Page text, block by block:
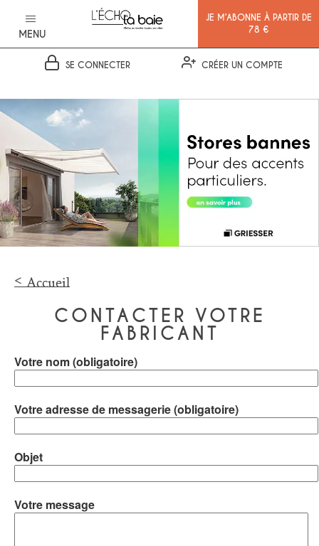
MENU
JE M’ABONNE À PARTIR DE
78 €
SE CONNECTER CRÉER UN COMPTE
Accueil
CONTACTER VOTRE
FABRICANT
Votre nom (obligatoire)
Votre adresse de messagerie (obligatoire)
Objet
Votre message